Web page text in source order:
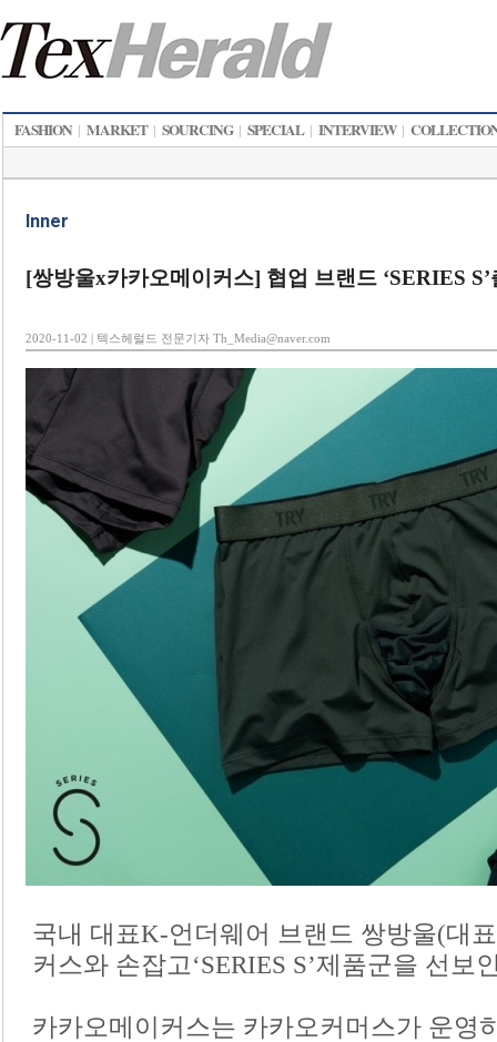
FASHION | MARKET | SOURCING | SPECIAL | INTERVIEW |
Inner
[쌍방울x카카오메이커스] 협업 브랜드 ‘SERIES S’
2020-11-02 | 텍스헤럴드 전문기자 Th_Media@naver.com
국내 대표K-언더웨어 브랜드 쌍방울(대
커스와 손잡고‘SERIES S’제품군을 선보
카카오메이커스는 카카오커머스가 운영